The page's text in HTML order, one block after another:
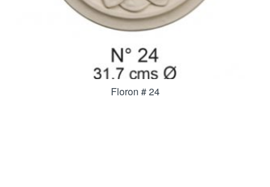
Floron # 24